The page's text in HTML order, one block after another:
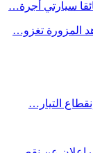
سيارتي أجرة…
المزورة تغزو…
التيار…